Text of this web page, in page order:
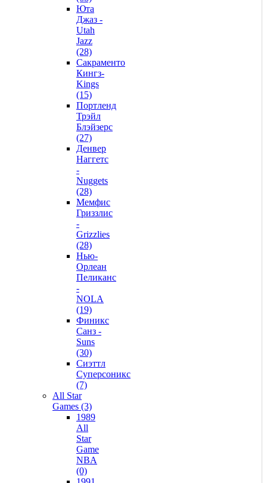
Юта
Джаз -
Utah
Jazz
(28)
Сакраменто
Кингз-
Kings
(15)
Портленд
Трэйл
Блэйзерс
(27)
Денвер
Наггетс
-
Nuggets
(28)
Мемфис
Гриззлис
-
Grizzlies
(28)
Нью-
Орлеан
Пеликанс
-
NOLA
(19)
Финикс
Санз -
Suns
(30)
Сиэттл
Суперсоникс
(7)
All Star
Games (3)
1989
All
Star
Game
NBA
(0)